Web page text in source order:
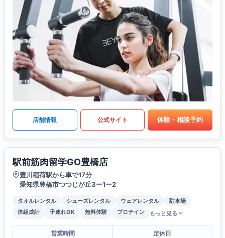
店舗情報 公式サイト 体験・相談予約
駅前筋肉留学GO豊橋店
豊川稲荷駅から車で17分
愛知県豊橋市つつじが丘3ー1ー2
タオルレンタル シューズレンタル ウェアレンタル
駐車場
体組成計
子連れOK 無料体験 プロテイン もっと見る
営業時間 定休日